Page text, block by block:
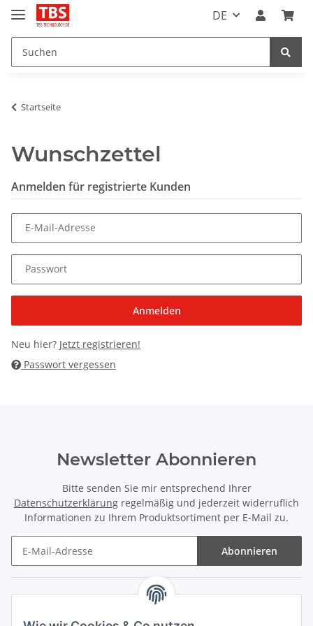
DE
Startseite
Wunschzettel
Anmelden für registrierte Kunden
E-Mail-Adresse
Passwort
Anmelden
Neu hier? Jetzt registrieren!
Passwort vergessen
Newsletter Abonnieren
Bitte senden Sie mir entsprechend Ihrer
Datenschutzerklärung regelmäßig und jederzeit widerruflich
Informationen zu Ihrem Produktsortiment per E-Mail zu.
Abonnieren